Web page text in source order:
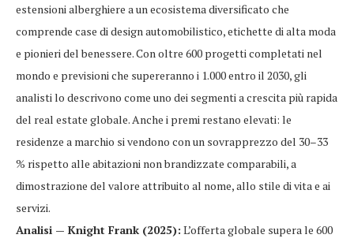
estensioni alberghiere a un ecosistema diversificato che
comprende case di design automobilistico, etichette di alta moda
e pionieri del benessere. Con oltre 600 progetti completati nel
mondo e previsioni che supereranno i 1.000 entro il 2030, gli
analisti lo descrivono come uno dei segmenti a crescita più rapida
del real estate globale. Anche i premi restano elevati: le
residenze a marchio si vendono con un sovrapprezzo del 30–33
% rispetto alle abitazioni non brandizzate comparabili, a
dimostrazione del valore attribuito al nome, allo stile di vita e ai
servizi.
Analisi — Knight Frank (2025): L’offerta globale supera le 600